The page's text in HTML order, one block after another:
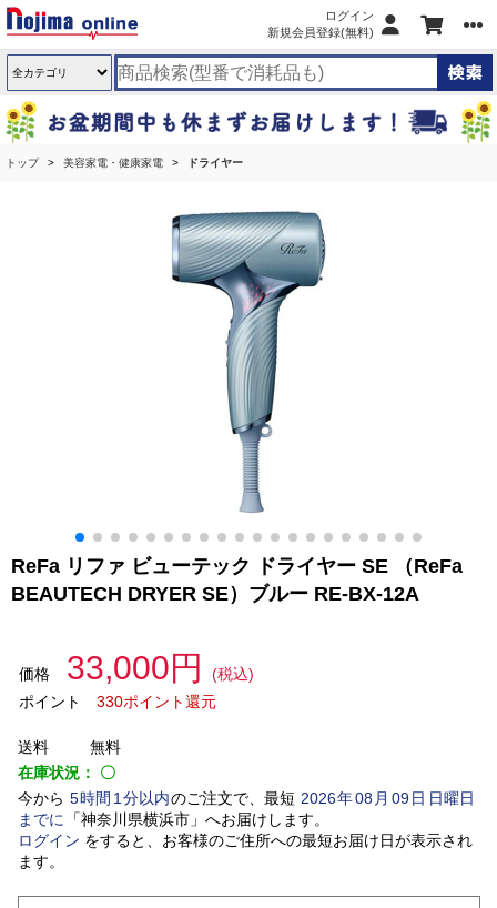
ログイン
新規会員登録(無料)
トップ 美容家電・健康家電 ドライヤー
ReFa リファ ビューテック ドライヤー SE （ReFa
BEAUTECH DRYER SE）ブルー RE-BX-12A
価格 33,000円
(税込)
ポイント
330ポイント還元
送料
無料
在庫状況： 〇
今から 5時間 1 分以内のご注文で、最短 2026年08 月 09日日曜日
までに
「神奈川県横浜市」 へお届けします。
ログイン をすると、お客様のご住所への最短お届け日が表示され
ます。